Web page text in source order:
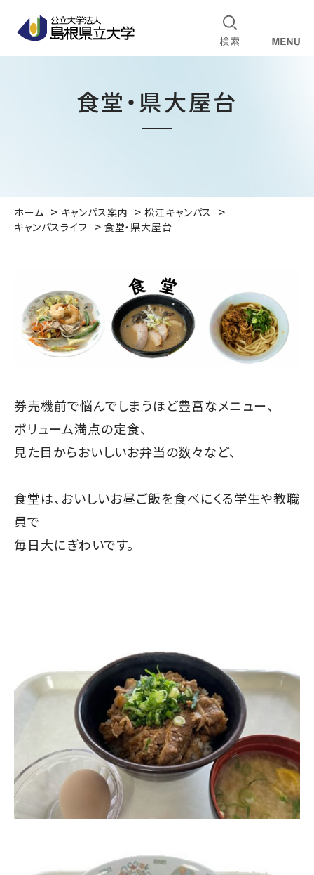
食堂・県大屋台
ホーム キャンパス案内
松江キャンパス
キャンパスライフ
食堂・県大屋台
券売機前で悩んでしまうほど豊富なメニュー、
ボリューム満点の定食、
見た目からおいしいお弁当の数々など、
食堂は、おいしいお昼ご飯を食べにくる学生や教職
員で
毎日大にぎわいです。